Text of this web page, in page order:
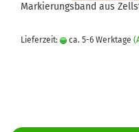
Markierungsband aus
Lieferzeit: ca. 5-6 Werktage